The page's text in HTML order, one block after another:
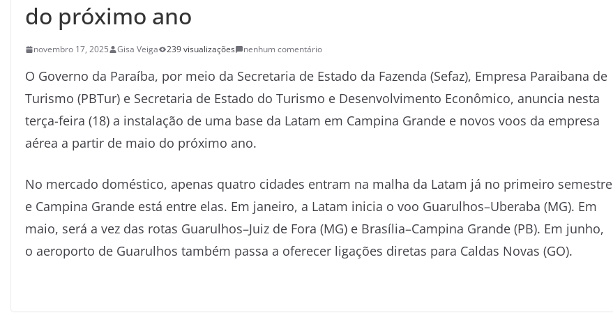
do próximo ano
novembro 17, 2025 Gisa Veiga 239 visualizações nenhum comentário
O Governo da Paraíba, por meio da Secretaria de Estado da Fazenda (Sefaz), Empresa Paraibana de
Turismo (PBTur) e Secretaria de Estado do Turismo e Desenvolvimento Econômico, anuncia nesta
terça-feira (18) a instalação de uma base da Latam em Campina Grande e novos voos da empresa
aérea a partir de maio do próximo ano.
No mercado doméstico, apenas quatro cidades entram na malha da Latam já no primeiro semestre
e Campina Grande está entre elas. Em janeiro, a Latam inicia o voo Guarulhos–Uberaba (MG). Em
maio, será a vez das rotas Guarulhos–Juiz de Fora (MG) e Brasília–Campina Grande (PB). Em junho,
o aeroporto de Guarulhos também passa a oferecer ligações diretas para Caldas Novas (GO).